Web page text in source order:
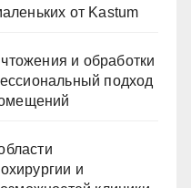
от Kastum
и обработки
подход
и